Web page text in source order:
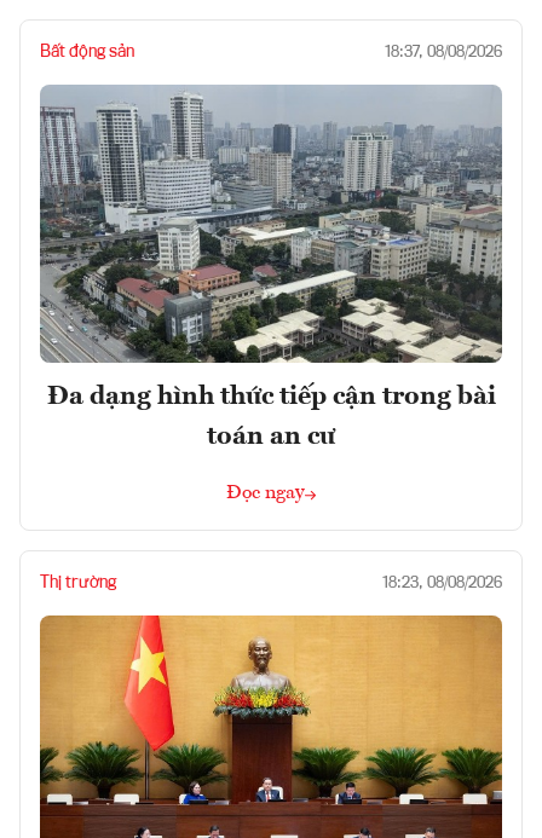
Bất động sản 18:37, 08/08/2026
Đa dạng hình thức tiếp cận trong bài
toán an cư
Đọc ngay
Thị trường 18:23, 08/08/2026